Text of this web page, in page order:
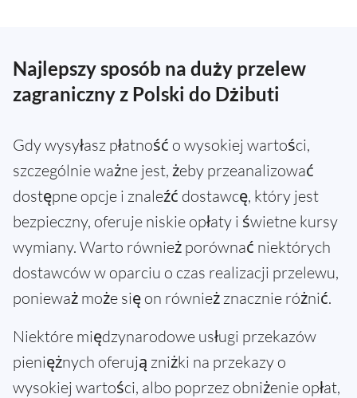
Najlepszy sposób na duży przelew
zagraniczny z Polski do Dżibuti
Gdy wysyłasz płatność o wysokiej wartości,
szczególnie ważne jest, żeby przeanalizować
dostępne opcje i znaleźć dostawcę, który jest
bezpieczny, oferuje niskie opłaty i świetne kursy
wymiany. Warto również porównać niektórych
dostawców w oparciu o czas realizacji przelewu,
ponieważ może się on również znacznie różnić.
Niektóre międzynarodowe usługi przekazów
pieniężnych oferują zniżki na przekazy o
wysokiej wartości, albo poprzez obniżenie opłat,